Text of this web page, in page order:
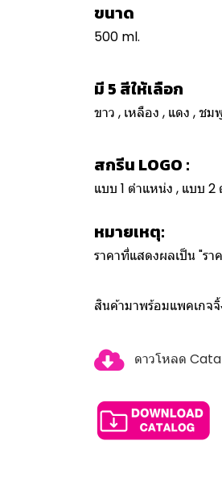
ขนาด
500 ml.
มี 5 สีให้เลือก
ขาว , เหลือง , แดง , ชม
สกรีน LOGO :
แบบ 1 ตำแหน่ง , แบบ
หมายเหตุ:
ราคาที่แสดงผลเป็น "ร
สินค้ามาพร้อมแพคเกจ
ดาวโหลด